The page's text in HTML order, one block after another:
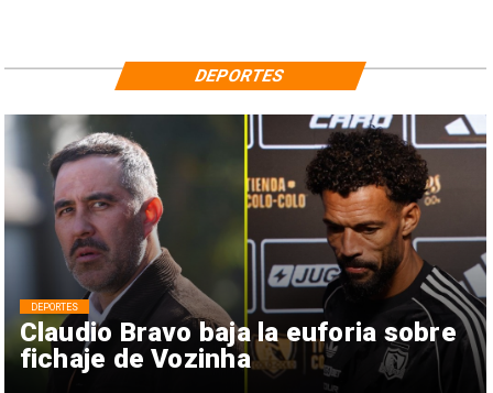
Claudio Bravo baja la euforia sobre
fichaje de Vozinha
DEPORTES
DEPORTES